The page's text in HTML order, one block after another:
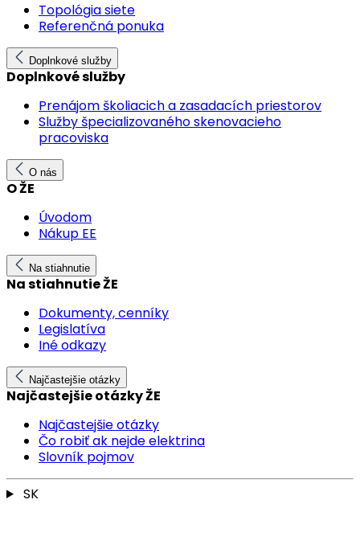
Topológia siete
Referenčná ponuka
Doplnkové služby
Doplnkové služby
Prenájom školiacich a zasadacích priestorov
Služby špecializovaného skenovacieho
pracoviska
O nás
O ŽE
Úvodom
Nákup EE
Na stiahnutie
Na stiahnutie ŽE
Dokumenty, cenníky
Legislatíva
Iné odkazy
Najčastejšie otázky
Najčastejšie otázky ŽE
Najčastejšie otázky
Čo robiť ak nejde elektrina
Slovník pojmov
SK